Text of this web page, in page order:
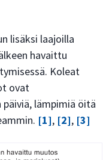
lisäksi laajoilla
havaittu
Koleat
ovat
lämpimiä öitä
[1], [2], [3]